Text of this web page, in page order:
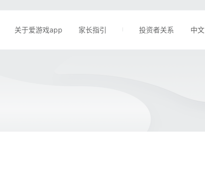
关于爱游戏app 家长指引 投资者关系 中文